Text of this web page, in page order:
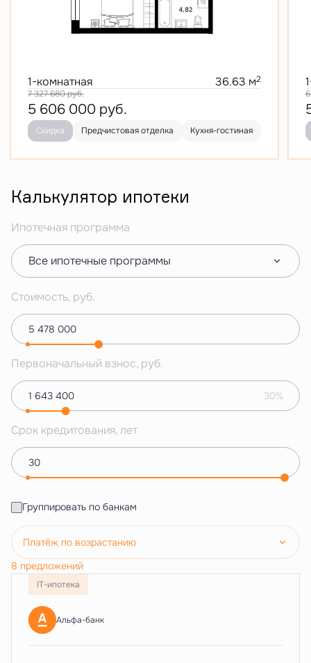
1-комнатная 36.63 м2
7 327 680руб.
5 606 000 руб.
Скидка Предчистовая отделка Кухня-гостиная
Калькулятор ипотеки
Ипотечная программа
Все ипотечные программы
Стоимость, руб.
Первоначальный взнос, руб.
30%
Срок кредитования, лет
Группировать по банкам
Платёж по возрастанию
8 предложений
IT-ипотека
Альфа-банк